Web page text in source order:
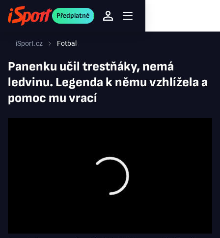
Předplatné
iSport.cz Fotbal
Panenku učil trestňáky, nemá
ledvinu. Legenda k němu vzhlížela a
pomoc mu vrací